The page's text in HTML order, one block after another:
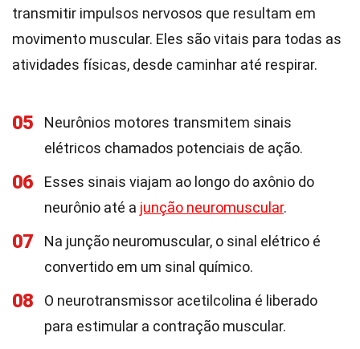
transmitir impulsos nervosos que resultam em
movimento muscular. Eles são vitais para todas as
atividades físicas, desde caminhar até respirar.
05
Neurônios motores transmitem sinais
elétricos chamados potenciais de ação.
06
Esses sinais viajam ao longo do axônio do
neurônio até a junção neuromuscular.
07
Na junção neuromuscular, o sinal elétrico é
convertido em um sinal químico.
08
O neurotransmissor acetilcolina é liberado
para estimular a contração muscular.